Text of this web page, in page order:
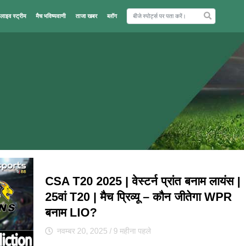
लाइव स्ट्रीम मैच भविष्यवाणी ताजा खबर ब्लॉग
CSA T20 2025 | वेस्टर्न प्रांत बनाम लायंस |
25वां T20 | मैच प्रिव्यू – कौन जीतेगा WPR
बनाम LIO?
नवम्बर 20, 2025 / 9 महीना पहले